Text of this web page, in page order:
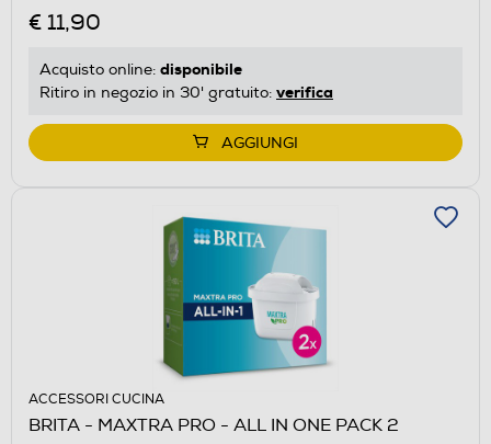
€ 11,90
Acquisto online: disponibile
Ritiro in negozio in 30' gratuito: verifica
AGGIUNGI
ACCESSORI CUCINA
BRITA - MAXTRA PRO - ALL IN ONE PACK 2